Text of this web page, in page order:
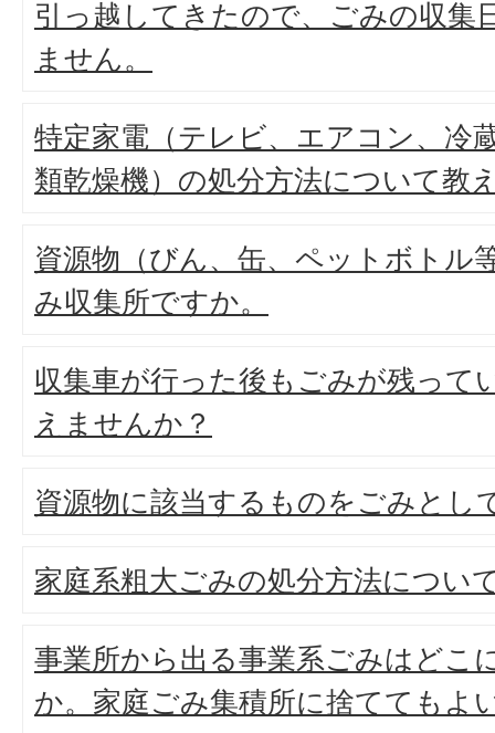
引っ越してきたので、ごみの収集
ません。
特定家電（テレビ、エアコン、冷
類乾燥機）の処分方法について教
資源物（びん、缶、ペットボトル
み収集所ですか。
収集車が行った後もごみが残って
えませんか？
資源物に該当するものをごみとし
家庭系粗大ごみの処分方法につい
事業所から出る事業系ごみはどこ
か。家庭ごみ集積所に捨ててもよ